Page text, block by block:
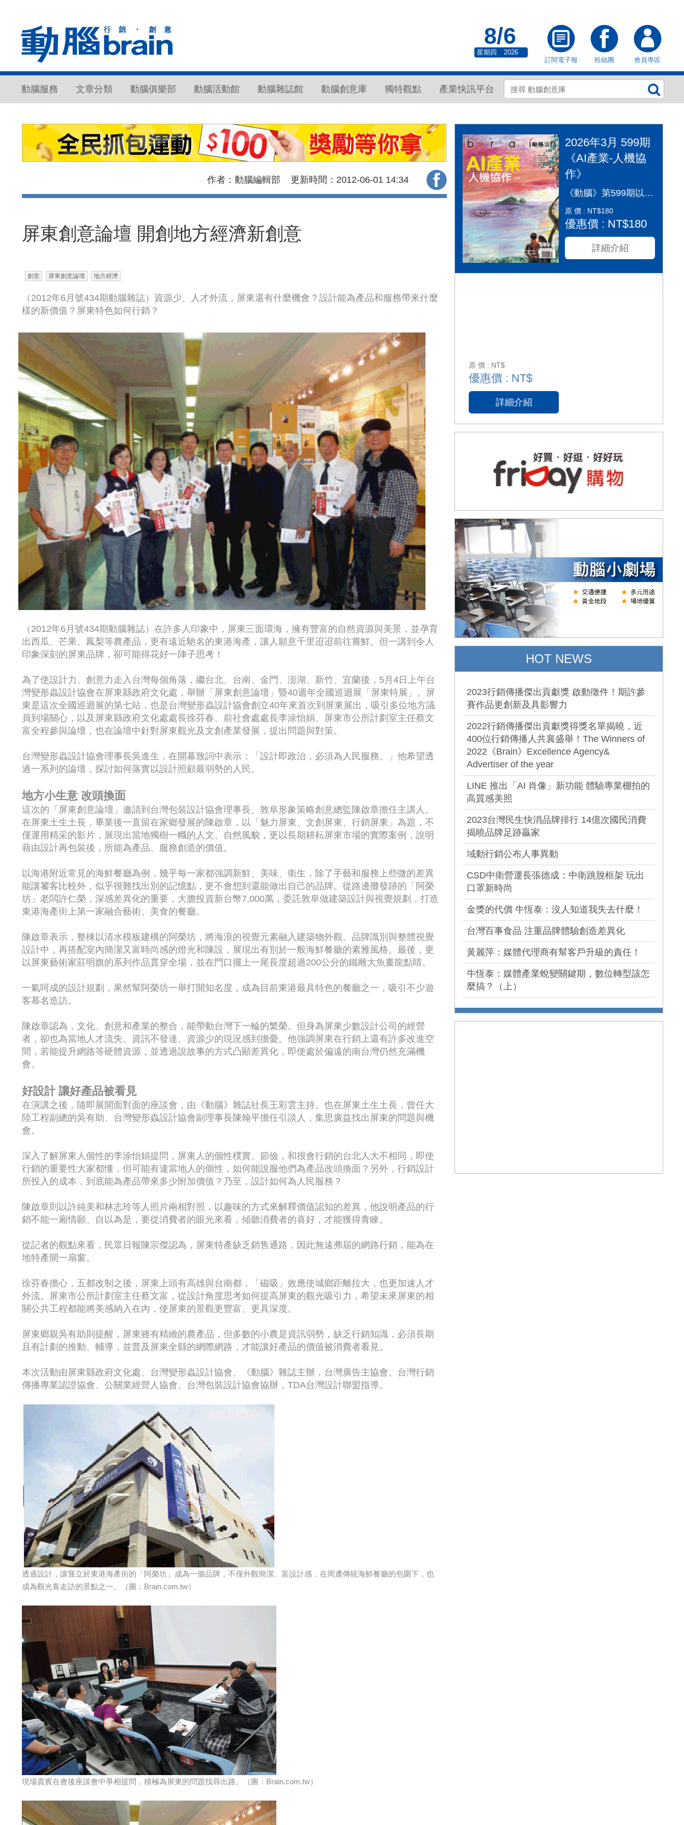
8/6
星期四
2026
訂閱電子報
粉絲團 會員專區
動腦服務 文章分類 動腦俱樂部 動腦活動館 動腦雜誌館 動腦創意庫 獨特觀點 產業快訊平台
作者：動腦編輯部 更新時間：2012-06-01 14:34
屏東創意論壇 開創地方經濟新創意
創意 屏東創意論壇 地方經濟
（2012年6月號434期動腦雜誌）資源少、人才外流，屏東還有什麼機會？設計能為產品和服務帶來什麼
樣的新價值？屏東特色如何行銷？
（2012年6月號434期動腦雜誌）在許多人印象中，屏東三面環海，擁有豐富的自然資源與美景，並孕育
出西瓜、芒果、鳳梨等農產品，更有遠近馳名的東港海產，讓人願意千里迢迢前往嘗鮮。但一講到令人
印象深刻的屏東品牌，卻可能得花好一陣子思考！
為了使設計力、創意力走入台灣每個角落，繼台北、台南、金門、澎湖、新竹、宜蘭後，5月4日上午台
灣變形蟲設計協會在屏東縣政府文化處，舉辦「屏東創意論壇」暨40週年全國巡迴展「屏東特展」。屏
東是這次全國巡迴展的第七站，也是台灣變形蟲設計協會創立40年來首次到屏東展出，吸引多位地方議
員到場關心，以及屏東縣政府文化處處長徐芬春、前社會處處長李涂怡娟、屏東市公所計劃室主任蔡文
富全程參與論壇，也在論壇中針對屏東觀光及文創產業發展，提出問題與對策。
台灣變形蟲設計協會理事長吳進生，在開幕致詞中表示：「設計即政治，必須為人民服務。」他希望透
過一系列的論壇，探討如何落實以設計照顧最弱勢的人民。
地方小生意 改頭換面
這次的「屏東創意論壇」邀請到台灣包裝設計協會理事長、敦阜形象策略創意總監陳啟章擔任主講人。
在屏東土生土長，畢業後一直留在家鄉發展的陳啟章，以「魅力屏東、文創屏東、行銷屏東」為題，不
僅運用精采的影片，展現出當地獨樹一幟的人文、自然風貌，更以長期耕耘屏東市場的實際案例，說明
藉由設計再包裝後，所能為產品、服務創造的價值。
以海港附近常見的海鮮餐廳為例，幾乎每一家都強調新鮮、美味、衛生，除了手藝和服務上些微的差異
能讓饕客比較外，似乎很難找出別的記憶點，更不會想到還能做出自己的品牌。從路邊攤發跡的「阿榮
坊」老闆許仁榮，深感差異化的重要，大膽投資新台幣7,000萬，委託敦阜做建築設計與視覺規劃，打造
東港海產街上第一家融合藝術、美食的餐廳。
陳啟章表示，整棟以清水模板建構的阿榮坊，將海浪的視覺元素融入建築物外觀、品牌識別與整體視覺
設計中，再搭配室內簡潔又富時尚感的燈光和陳設，展現出有別於一般海鮮餐廳的素雅風格。最後，更
以屏東藝術家莊明旗的系列作品貫穿全場，並在門口擺上一尾長度超過200公分的鐵雕大魚畫龍點睛。
一氣呵成的設計規劃，果然幫阿榮坊一舉打開知名度，成為目前東港最具特色的餐廳之一，吸引不少遊
客慕名造訪。
陳啟章認為，文化、創意和產業的整合，能帶動台灣下一輪的繁榮。但身為屏東少數設計公司的經營
者，卻也為當地人才流失、資訊不發達、資源少的現況感到擔憂。他強調屏東在行銷上還有許多改進空
間，若能提升網路等硬體資源，並透過說故事的方式凸顯差異化，即使處於偏遠的南台灣仍然充滿機
會。
好設計 讓好產品被看見
在演講之後，隨即展開面對面的座談會，由《動腦》雜誌社長王彩雲主持。也在屏東土生土長，曾任大
陸工程副總的吳有助、台灣變形蟲設計協會副理事長陳翰平擔任引談人，集思廣益找出屏東的問題與機
會。
深入了解屏東人個性的李涂怡娟提問，屏東人的個性樸實、節儉，和很會行銷的台北人大不相同，即使
行銷的重要性大家都懂，但可能有違當地人的個性，如何能說服他們為產品改頭換面？另外，行銷設計
所投入的成本，到底能為產品帶來多少附加價值？乃至，設計如何為人民服務？
陳啟章則以許純美和林志玲等人照片兩相對照，以趣味的方式來解釋價值認知的差異，他說明產品的行
銷不能一廂情願、自以為是，要從消費者的眼光來看，傾聽消費者的喜好，才能獲得青睞。
從記者的觀點來看，民眾日報陳宗傑認為，屏東特產缺乏銷售通路，因此無遠弗屆的網路行銷，能為在
地特產開一扇窗。
徐芬春擔心，五都改制之後，屏東上頭有高雄與台南都，「磁吸」效應使城鄉距離拉大，也更加速人才
外流。屏東市公所計劃室主任蔡文富，從設計角度思考如何提高屏東的觀光吸引力，希望未來屏東的相
關公共工程都能將美感納入在內，使屏東的景觀更豐富、更具深度。
屏東鄉親吳有助則提醒，屏東雖有精緻的農產品，但多數的小農是資訊弱勢，缺乏行銷知識，必須長期
且有計劃的推動、輔導，並普及屏東全縣的網際網路，才能讓好產品的價值被消費者看見。
本次活動由屏東縣政府文化處、台灣變形蟲設計協會、《動腦》雜誌主辦，台灣廣告主協會、台灣行銷
傳播專業認證協會、公關業經營人協會、台灣包裝設計協會協辦，TDA台灣設計聯盟指導。
透過設計，讓聳立於東港海產街的「阿榮坊」成為一個品牌，不僅外觀簡潔、富設計感，在周遭傳統海鮮餐廳的包圍下，也
成為觀光客走訪的景點之一。（圖：Brain.com.tw）
現場貴賓在會後座談會中爭相提問，積極為屏東的問題找尋出路。（圖：Brain.com.tw）​
2026年3月 599期
《AI產業-人機協
作》
《動腦》第599期以「AI產業：人機協作」為封面故事，探討AI從「造夢期」邁入「落地應用」的關鍵變革。本期深入剖析2026年AI產業全景，涵蓋代理型AI（Agentic AI）如何重塑顧客旅程、企業導入實戰指南及風險治理。透過專家觀點，解構從智慧金融到行銷流程的自動化轉型，並探討「人機協作」模式下，行銷人如何從軟體操作者轉變為AI指揮官，在矽基與碳基共存的時代，將算力轉化為驅動企業長期成長的關鍵動能，打造更有溫度的未來生活。
原 價 : NT$180
優惠價 : NT$180
詳細介紹
原 價 : NT$
優惠價 : NT$
詳細介紹
HOT NEWS
2023行銷傳播傑出貢獻獎 啟動徵件！期許參
賽作品更創新及具影響力
2022行銷傳播傑出貢獻獎得獎名單揭曉，近
400位行銷傳播人共襄盛舉！The Winners of
2022《Brain》Excellence Agency&
Advertiser of the year
LINE 推出「AI 肖像」新功能 體驗專業棚拍的
高質感美照
2023台灣民生快消品牌排行 14億次國民消費
揭曉品牌足跡贏家
域動行銷公布人事異動
CSD中衛營運長張德成：中衛跳脫框架 玩出
口罩新時尚
金獎的代價 牛恆泰：沒人知道我失去什麼！
台灣百事食品 注重品牌體驗創造差異化
黃麗萍：媒體代理商有幫客戶升級的責任！
牛恆泰：媒體產業蛻變關鍵期，數位轉型該怎
麼搞？（上）